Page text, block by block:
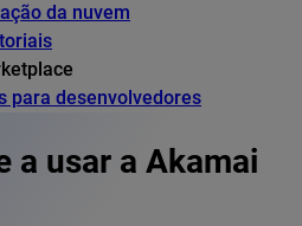
da nuvem
para desenvolvedores
a usar a Akamai